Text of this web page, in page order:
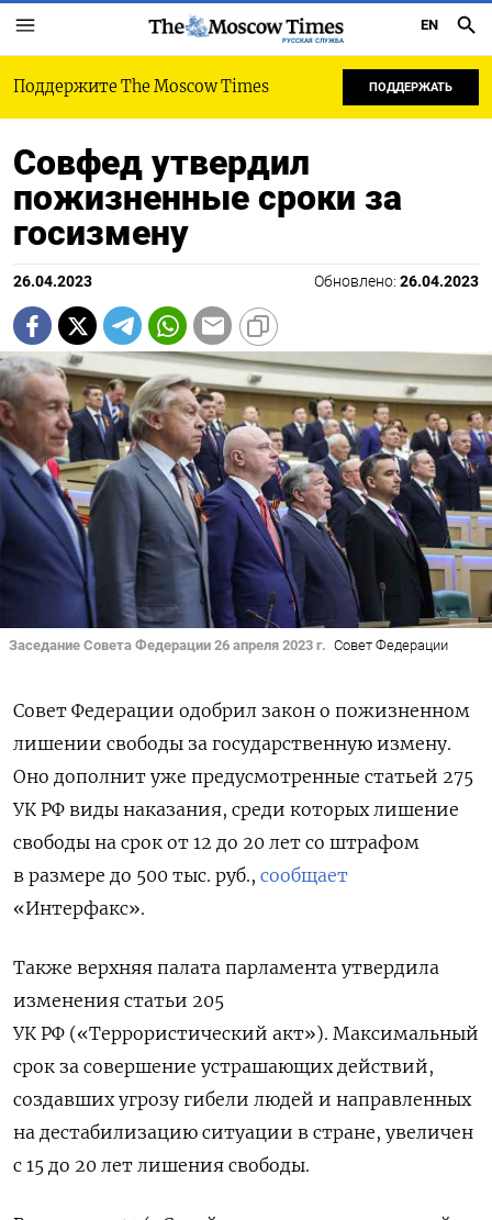
РУССКАЯ СЛУЖБА
EN
Поддержите The Moscow Times ПОДДЕРЖАТЬ
Совфед утвердил
пожизненные сроки за
госизмену
26.04.2023 Обновлено: 26.04.2023
Заседание Совета Федерации 26 апреля 2023 г. Совет Федерации
Совет Федерации одобрил закон о пожизненном
лишении свободы за государственную измену.
Оно дополнит уже предусмотренные статьей 275
УК РФ виды наказания, среди которых лишение
свободы на срок от 12 до 20 лет со штрафом
в размере до 500 тыс. руб., сообщает
«Интерфакс».
Также верхняя палата парламента утвердила
изменения статьи 205
УК РФ («Террористический акт»). Максимальный
срок за совершение устрашающих действий,
создавших угрозу гибели людей и направленных
на дестабилизацию ситуации в стране, увеличен
с 15 до 20 лет лишения свободы.